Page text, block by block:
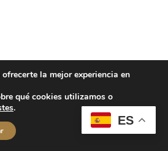
ES
la mejor experiencia en
qué cookies utilizamos o
.